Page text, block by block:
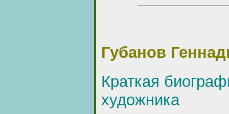
Губанов
Краткая
художника